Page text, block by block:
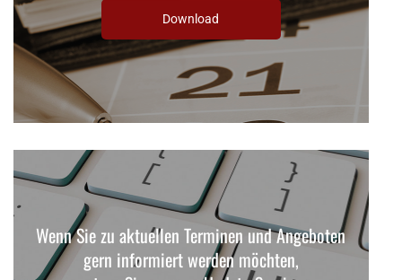
Download
Wenn Sie zu aktuellen Terminen und Angeboten
gern informiert werden möchten,